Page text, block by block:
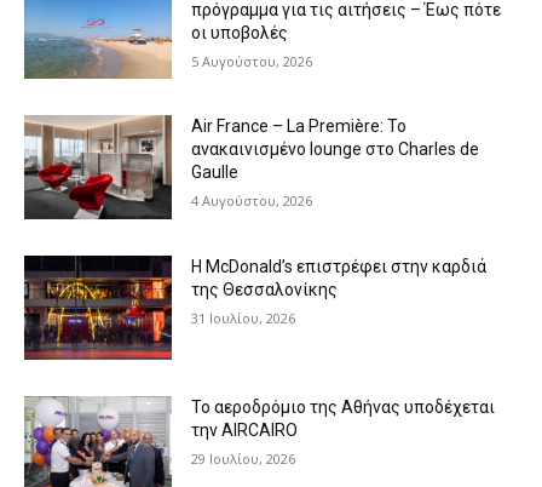
πρόγραμμα για τις αιτήσεις – Έως πότε
οι υποβολές
5 Αυγούστου, 2026
Air France – La Première: Το
ανακαινισμένο lounge στο Charles de
Gaulle
4 Αυγούστου, 2026
Η McDonald’s επιστρέφει στην καρδιά
της Θεσσαλονίκης
31 Ιουλίου, 2026
Το αεροδρόμιο της Αθήνας υποδέχεται
την AIRCAIRO
29 Ιουλίου, 2026